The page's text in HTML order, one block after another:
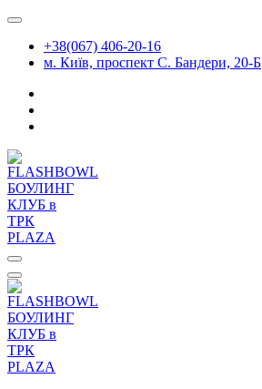
Перейти
содержимому
+38(067) 406-20-16
м. Київ, проспект С. Бандери, 20-Б